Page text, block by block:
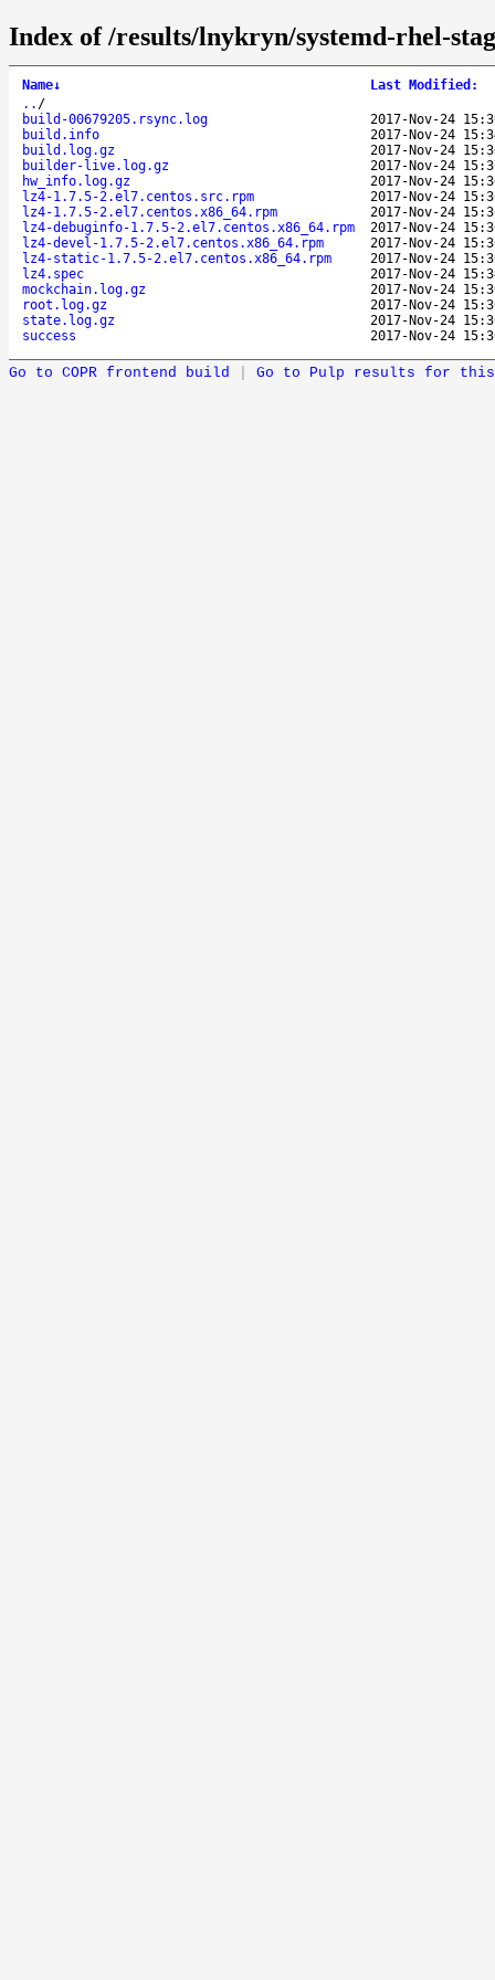
Index of /results/lnykryn/systemd-rhel-
Name↓ Last Modified :
.. /
build-00679205.rsync.log
2017-Nov-24
build.info
2017-Nov-24
build.log.gz
2017-Nov-24
builder-live.log.gz
2017-Nov-24
hw_info.log.gz
2017-Nov-24
lz4-1.7.5-2.el7.centos.src.rpm
2017-Nov-24
lz4-1.7.5-2.el7.centos.x86_64.rpm
2017-Nov-24
lz4-debuginfo-1.7.5-2.el7.centos.x86_64.rpm
2017-Nov-24
lz4-devel-1.7.5-2.el7.centos.x86_64.rpm
2017-Nov-24
lz4-static-1.7.5-2.el7.centos.x86_64.rpm
2017-Nov-24
lz4.spec
2017-Nov-24
mockchain.log.gz
2017-Nov-24
root.log.gz
2017-Nov-24
state.log.gz
2017-Nov-24
success
2017-Nov-24
Go to COPR frontend build Go to Pulp results for